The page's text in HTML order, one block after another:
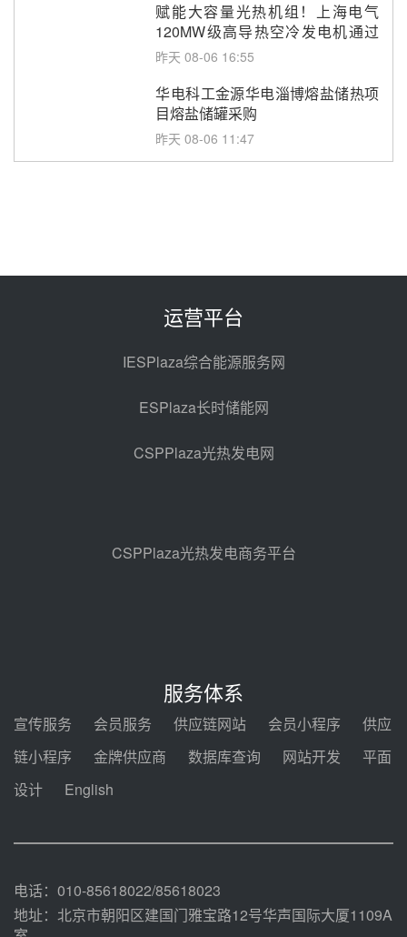
赋能大容量光热机组！上海电气
120MW级高导热空冷发电机通过
型式试验
昨天 08-06 16:55
华电科工金源华电淄博熔盐储热项
目熔盐储罐采购
昨天 08-06 11:47
光热示范电站二列蒸汽发生器设备
热发电工程EPC总承包项目熔盐截
昊森机电中标新疆华电天山北麓基
地100MW光热发电工程EPC总承
包项目熔盐介质超声波流量计采购
前天 08-05 17:09
前天 08-05 14:48
2026-2029年熔盐介质框架协议
中能建华中试研院中标重能新疆
100MW光热项目机组调试及性能
规模化助力构建绿色低碳电力供给
运营平台
IESPlaza综合能源服务网
ESPlaza长时储能网
CSPPlaza光热发电网
CSPPlaza光热发电商务平台
服务体系
宣传服务 会员服务 供应链网站 会员小程序
供应
链小程序
金牌供应商 数据库查询 网站开发
平面
设计
English
电话：010-85618022/85618023
地址：北京市朝阳区建国门雅宝路12号华声国际大厦1109A